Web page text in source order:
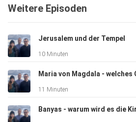
Weitere Episoden
Jerusalem und der Tempel
10 Minuten
11 Minuten